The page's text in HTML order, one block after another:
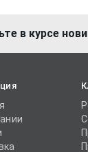
в курсе